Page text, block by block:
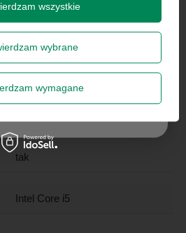
matowa
Intel Core i5-1135G7
tak
Intel Core i5
Zapisz się
wybrane
wymagane
wszystkie